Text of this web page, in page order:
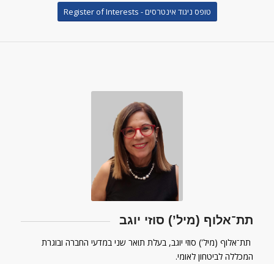
טופס ניגוד אינטרסים - Register of Interests
תת־אלוף (מיל’) סוזי יוגב
תת־אלוף (מיל') סוזי יוגב, בעלת תואר שני במדעי החברה ובוגרת
המכללה לביטחון לאומי.